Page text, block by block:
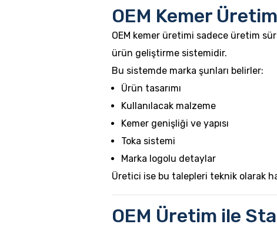
OEM Kemer
OEM kemer üretimi sadece üretim
ürün geliştirme sistemidir.
Bu sistemde marka şunları belirler:
Ürün tasarımı
Kullanılacak malzeme
Kemer genişliği ve yapısı
Toka sistemi
Marka logolu detaylar
Üretici ise bu talepleri teknik olarak
OEM Üretim ile